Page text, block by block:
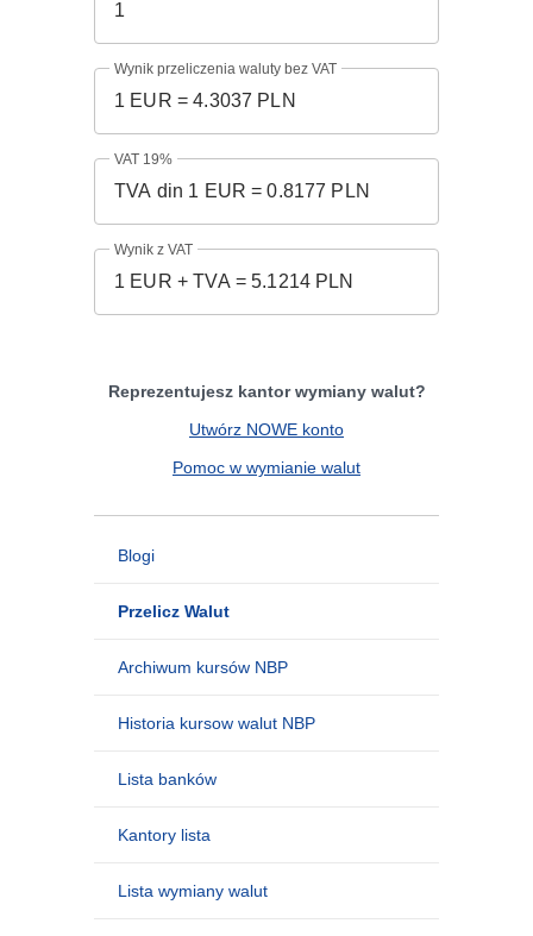
Wynik przeliczenia waluty bez VAT
VAT 19%
Wynik z VAT
Reprezentujesz kantor wymiany walut?
Utwórz NOWE konto
Pomoc w wymianie walut
Blogi
Przelicz Walut
Archiwum kursów NBP
Historia kursow walut NBP
Lista banków
Kantory lista
Lista wymiany walut